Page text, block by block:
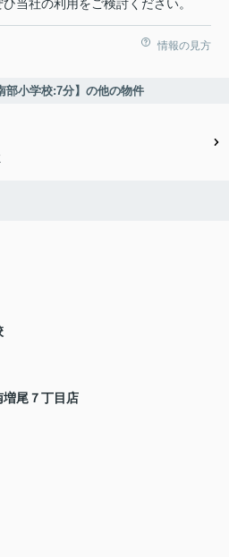
ひ当社の利用をご検討ください。
情報の見方
部小学校:7分】の他の物件
尾７丁目店